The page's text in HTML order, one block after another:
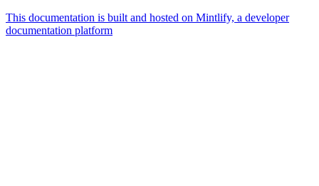
This documentation is built and hosted on Mintlify, a developer
documentation platform